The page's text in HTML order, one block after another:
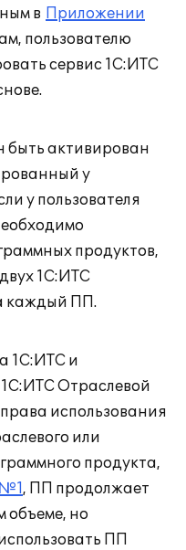
в Приложении
пользователю
сервис 1С:ИТС
быть активирован
у
у пользователя
продуктов,
1С:ИТС
каждый ПП.
1С:ИТС и
Отраслевой
использования
или
продукта,
, ПП продолжает
объеме, но
ПП